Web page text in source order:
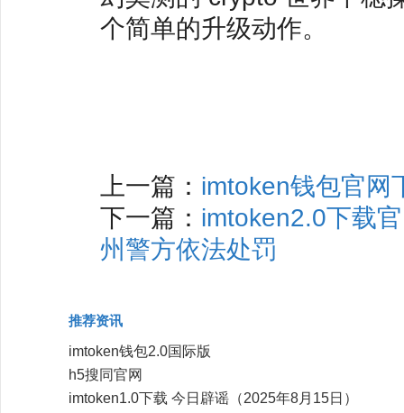
个简单的升级动作。
上一篇： imtoken钱包官网
下一篇： imtoken2.0下载
州警方依法处罚
推荐资讯
imtoken钱包2.0国际版
h5搜同官网
imtoken1.0下载 今日辟谣（2025年8月15日）